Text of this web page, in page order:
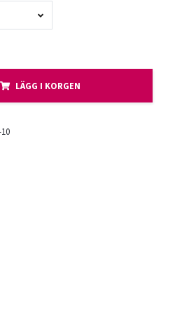
LÄGG I KORGEN